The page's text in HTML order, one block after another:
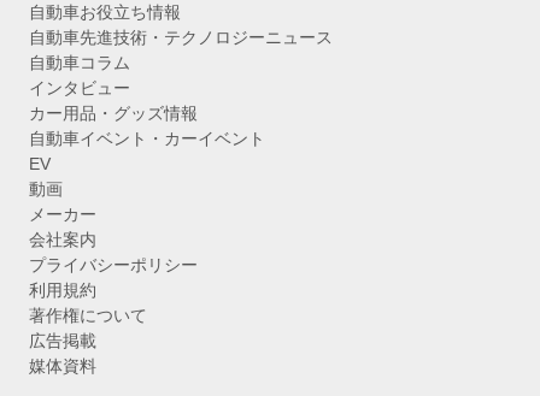
自動車お役立ち情報
自動車先進技術・テクノロジーニュース
自動車コラム
インタビュー
カー用品・グッズ情報
自動車イベント・カーイベント
EV
動画
メーカー
会社案内
プライバシーポリシー
利用規約
著作権について
広告掲載
媒体資料